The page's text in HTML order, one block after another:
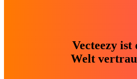
Vecteezy
Welt